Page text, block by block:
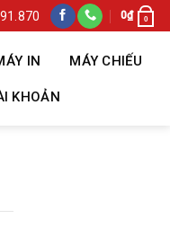
0₫ 0
IN MÁY CHIẾU
KHOẢN